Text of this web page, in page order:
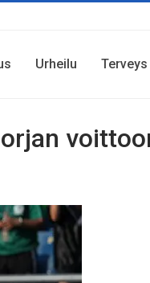
Urheilu Terveys